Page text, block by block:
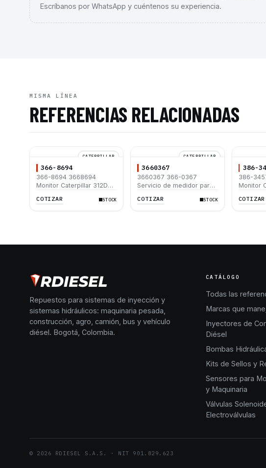
Escríbanos por WhatsApp y cuéntenos su experiencia.
MISMA LÍNEA
REFERENCIAS RELACIONADAS
CATERPILLAR
366-8694
366-8694 3668694
Monitor Caterpillar 312D
L 325D 325D L 330D
COTIZAR STOCK
CATERPILLAR
3660367
3660367 366-0367
Servicio de medidor para
320D 330D2 L
COTIZAR STOCK
386-
386-
Monitor
L 325D
COTIZAR
Repuestos para sistemas de inyección y
sistemas hidráulicos: maquinaria pesada,
construcción, agro, camión, bus y vehículo
diésel. Bogotá, Colombia.
CATÁLOGO
Todas las
Marcas que
Inyectores de
Diésel
Bombas
Kits de Sellos y
Sensores para
y Maquinaria
Válvulas
Electroválvulas
© 2026 RDIESEL S.A.S. · NIT 901.829.623